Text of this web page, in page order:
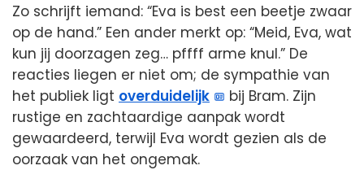
Zo schrijft iemand: “Eva is best een beetje zwaar
op de hand.” Een ander merkt op: “Meid, Eva, wat
kun jij doorzagen zeg… pffff arme knul.” De
reacties liegen er niet om; de sympathie van
het publiek ligt overduidelijk
bij Bram. Zijn
rustige en zachtaardige aanpak wordt
gewaardeerd, terwijl Eva wordt gezien als de
oorzaak van het ongemak.